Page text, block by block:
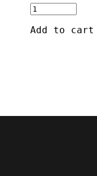
Add to cart